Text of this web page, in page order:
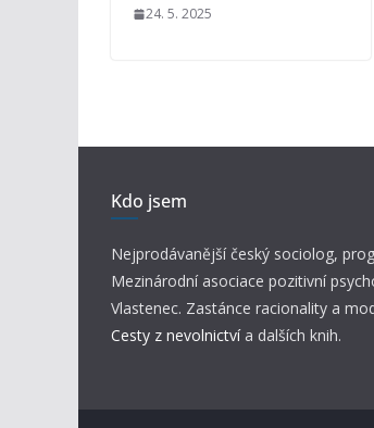
24. 5. 2025
Kdo jsem
Nejprodávanější český sociolog,
Mezinárodní asociace pozitivní
Vlastenec. Zastánce racionality a
Cesty z nevolnictví a dalších knih.